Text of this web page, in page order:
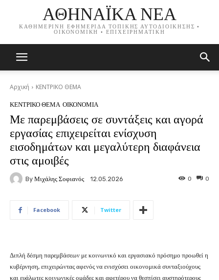
ΑΘΗΝΑΪΚΑ ΝΕΑ
ΚΑΘΗΜΕΡΙΝΗ ΕΦΗΜΕΡΙΔΑ ΤΟΠΙΚΗΣ ΑΥΤΟΔΙΟΙΚΗΣΗΣ •
ΟΙΚΟΝΟΜΙΚΗ • ΕΠΙΧΕΙΡΗΜΑΤΙΚΗ
Αρχική ΚΕΝΤΡΙΚΟ ΘΕΜΑ
ΚΕΝΤΡΙΚΟ ΘΕΜΑ ΟΙΚΟΝΟΜΙΑ
Με παρεμβάσεις σε συντάξεις και αγορά
εργασίας επιχειρείται ενίσχυση
εισοδημάτων και μεγαλύτερη διαφάνεια
στις αμοιβές
By Μιχάλης Σοφιανός 12.05.2026 0
0
Facebook Twitter
Διπλή δέσμη παρεμβάσεων με κοινωνικό και εργασιακό πρόσημο προωθεί η
κυβέρνηση, επιχειρώντας αφενός να ενισχύσει οικονομικά συνταξιούχους
και ευάλωτες κοινωνικές ομάδες και αφετέρου να θεσπίσει αυστηρότερους